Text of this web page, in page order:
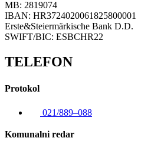
MB: 2819074
IBAN: HR3724020061825800001
Erste&Steiermärkische Bank D.D.
SWIFT/BIC: ESBCHR22
TELEFON
Protokol
021/889–088
Komunalni redar